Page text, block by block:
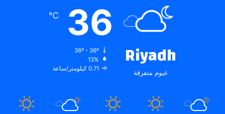
Riyadh
غيوم متفرقة
36
℃
13%
0.71 كيلومتر/ساعة